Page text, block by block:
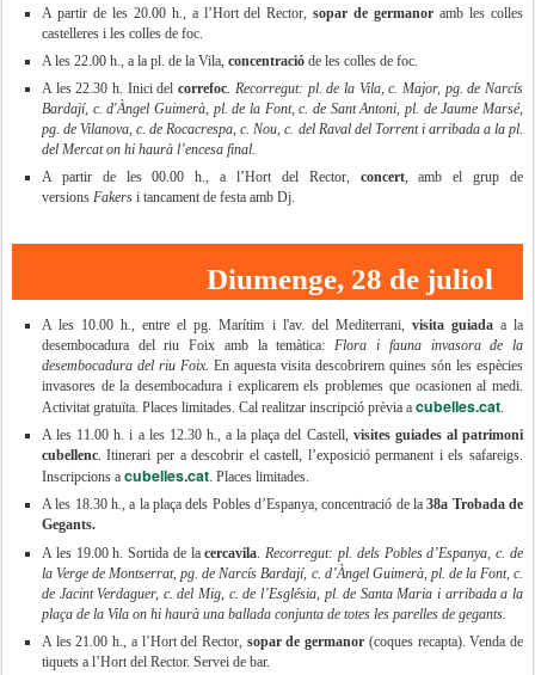
A partir de les 20.00 h., a l’Hort del Rector,sopar de germanor amb les colles
castelleres i les colles de foc.
A les 22.00 h., a la pl. de la Vila, concentracióde les colles de foc.
A les 22.30 h. Inici del correfoc. Recorregut: pl. de la Vila, c. Major, pg. de Narcís
Bardají, c. d'Àngel Guimerà, pl. de la Font, c. de Sant Antoni, pl. de Jaume Marsé,
pg. de Vilanova, c. de Rocacrespa, c. Nou, c. del Raval del Torrent i arribada a la pl.
del Mercat on hi haurà l’encesa final.
A partir de les 00.00 h., a l’Hort del Rector, concert, amb el grup de
versions Fakersi tancament de festa amb Dj.
Diumenge, 28 de juliol
A les 10.00 h., entre el pg. Marítim i l'av. del Mediterrani, visita guiada a la
desembocadura del riu Foix amb la temàtica:Flora i fauna invasora de la
desembocadura del riu Foix. En aquesta visita descobrirem quines són les espècies
invasores de la desembocadura i explicarem els problemes que ocasionen al medi.
Activitat gratuïta. Places limitades. Cal realitzar inscripció prèvia a cubelles.cat.
A les 11.00 h. i a les 12.30 h., a la plaça del Castell, visites guiades al patrimoni
cubellenc. Itinerari per a descobrir el castell, l’exposició permanent i els safareigs.
Inscripcions a cubelles.cat. Places limitades.
A les 18.30 h., a la plaça dels Pobles d’Espanya, concentració de la38a Trobada de
Gegants.
A les 19.00 h. Sortida de lacercavila Recorregut: pl. dels Pobles d’Espanya, c. de
la Verge de Montserrat, pg. de Narcís Bardají, c. d’Àngel Guimerà, pl. de la Font, c.
de Jacint Verdaguer, c. del Mig, c. de l’Església, pl. de Santa Maria i arribada a la
plaça de la Vila on hi haurà una ballada conjunta de totes les parelles de gegants.
A les 21.00 h., a l’Hort del Rector, sopar de germanor (coques recapta). Venda de
tiquets a l’Hort del Rector. Servei de bar.